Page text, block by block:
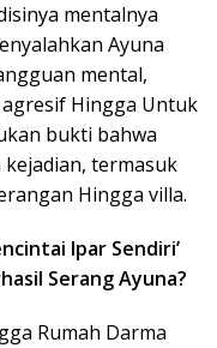
mentalnya
Ayuna
mental,
Hingga Untuk
bukti bahwa
termasuk
Hingga villa.
Ipar Sendiri’
Serang Ayuna?
Rumah Darma